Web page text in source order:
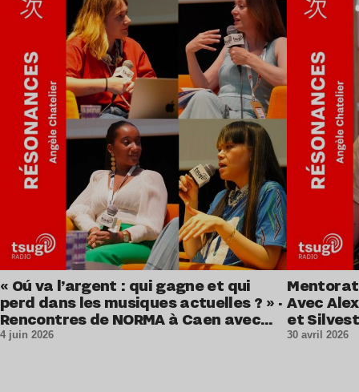
« Oú va l’argent : qui gagne et qui
perd dans les musiques actuelles ? » ·
Rencontres de NORMA à Caen avec
Thérèse Sayarath, Louise Folly et
4 juin 2026
Avec
et
30 avril 2026